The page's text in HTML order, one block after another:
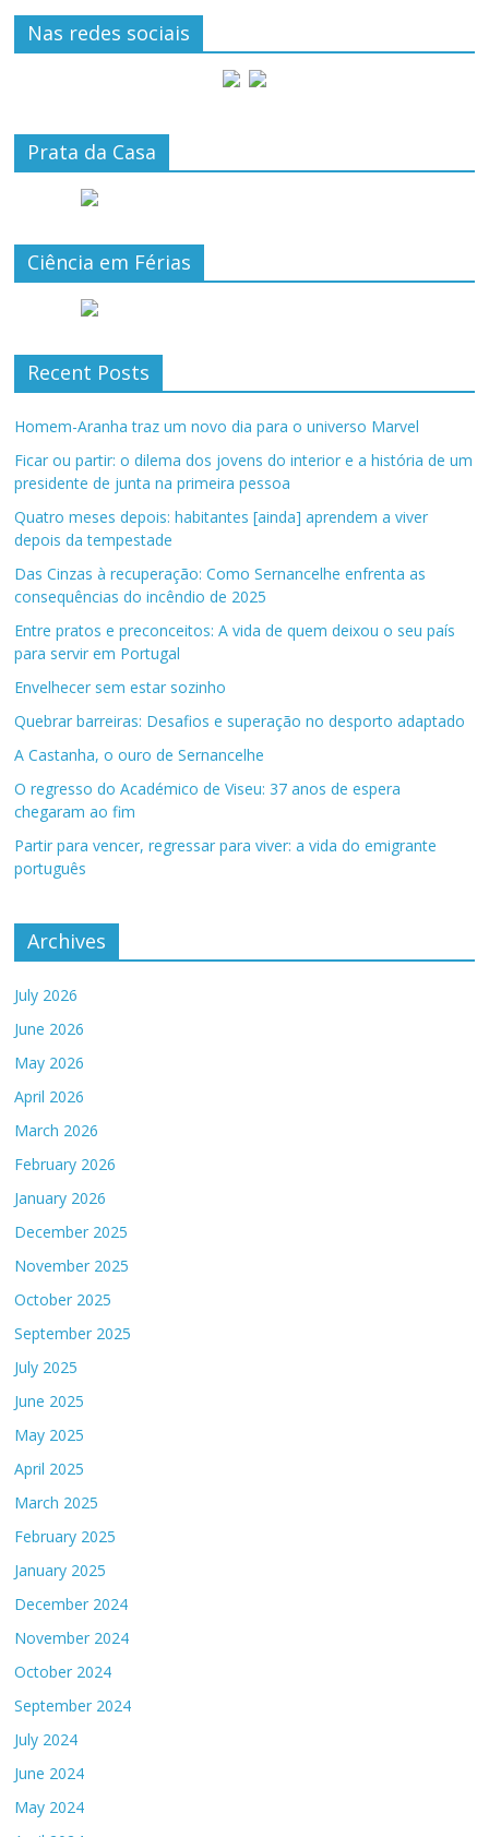
Nas redes sociais
Prata da Casa
Ciência em Férias
Recent Posts
Homem-Aranha traz um novo dia para o universo Marvel
Ficar ou partir: o dilema dos jovens do interior e a história de um
presidente de junta na primeira pessoa
Quatro meses depois: habitantes [ainda] aprendem a viver
depois da tempestade
Das Cinzas à recuperação: Como Sernancelhe enfrenta as
consequências do incêndio de 2025
Entre pratos e preconceitos: A vida de quem deixou o seu país
para servir em Portugal
Envelhecer sem estar sozinho
Quebrar barreiras: Desafios e superação no desporto adaptado
A Castanha, o ouro de Sernancelhe
O regresso do Académico de Viseu: 37 anos de espera
chegaram ao fim
Partir para vencer, regressar para viver: a vida do emigrante
português
Archives
July 2026
June 2026
May 2026
April 2026
March 2026
February 2026
January 2026
December 2025
November 2025
October 2025
September 2025
July 2025
June 2025
May 2025
April 2025
March 2025
February 2025
January 2025
December 2024
November 2024
October 2024
September 2024
July 2024
June 2024
May 2024